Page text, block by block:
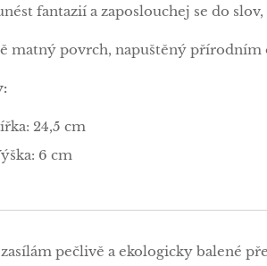
fantazií a zaposlouchej se do
matný povrch, napuštěný přírodním
24,5 cm
6 cm
pečlivě a ekologicky balené